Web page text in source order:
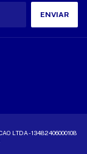
LTDA - 13482406000108